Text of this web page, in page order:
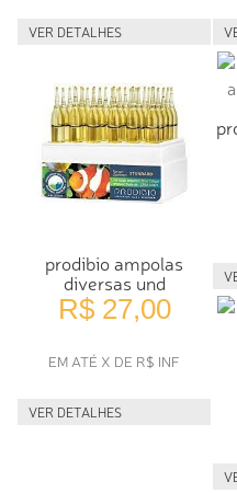
VER DETALHES
prodibio ampolas
diversas und
R$ 27,00
EM ATÉ X DE R$ INF
VER DETALHES